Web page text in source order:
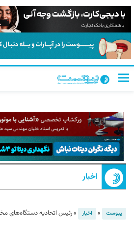
اخبار
پیوست » اخبار »رئیس اتحادیه دستگاه‌های